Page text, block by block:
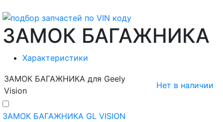
ЗАМОК БАГАЖНИКА
Характеристики
ЗАМОК БАГАЖНИКА для Geely
Vision
Нет в наличии
ЗАМОК БАГАЖНИКА GL VISION